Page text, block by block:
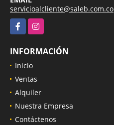
servicioalcliente@saleb.com.co
FacebookInstagram
INFORMACIÓN
Inicio
Ventas
Alquiler
Nuestra Empresa
Contáctenos